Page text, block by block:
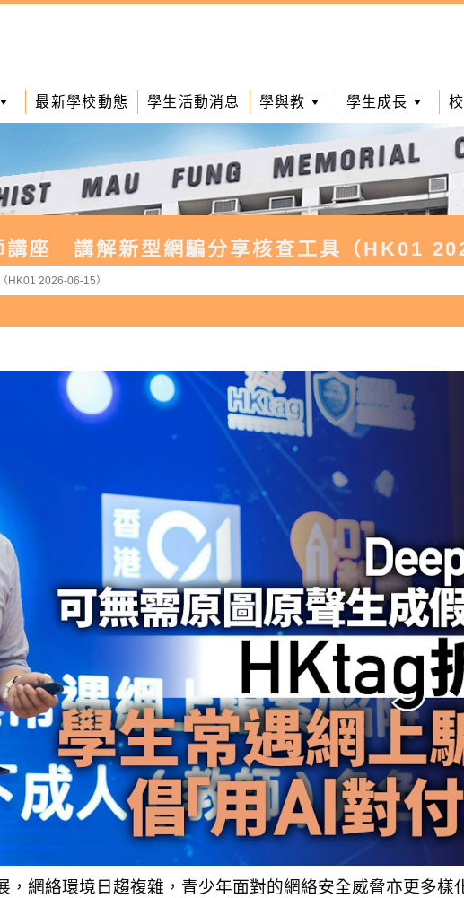
最新學校動態 學生活動消息 學與教 學生成長
座 講解新型網騙分享核查工具（HK01
2026-06-15）
，網絡環境日趨複雜，青少年面對的網絡安全威脅亦更多樣